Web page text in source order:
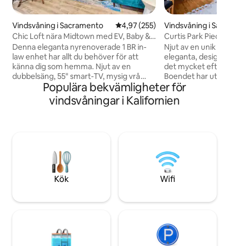
Vindsvåning i Sacramento 4,97 av 5 i genomsnittligt
4,97 (255)
Chic Loft nära Midtown med EV, Baby &
Barnvänlig
Denna eleganta nyrenoverade 1 BR in-
law enhet har allt du behöver för att
känna dig som hemma. Njut av en
dubbelsäng, 55" smart-TV, mysig vrå
med en dubbelsäng,
tvättmaskin/torktumlare, nivå 2 EV-
laddare, trädgård med blommor,
motorväg och lätta järnvägar. Nära
många sjukhus. Babyutrustning finns.
Vandring och tillgång till floden i
närheten. Dagsturer till SF, Tahoe, Napa
Vindsvåning i
Curtis Park Pied-
Njut av en unik
eleganta,
det mycket
Boendet har
kännas som en
jag hoppas att du
lika mycket som
ligger i ett lugnt
och mellersta
inspirerat av
York City.
Populära bekvämligheter för
vindsvåningar i Kalifornien
Kök Wifi